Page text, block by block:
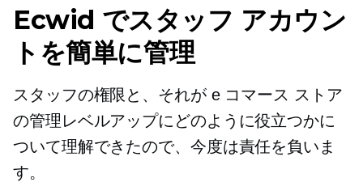
Ecwid でスタッフ アカウン
トを簡単に管理
スタッフの権限と、それが e コマース ストア
の管理レベルアップにどのように役立つかに
ついて理解できたので、今度は責任を負いま
す。